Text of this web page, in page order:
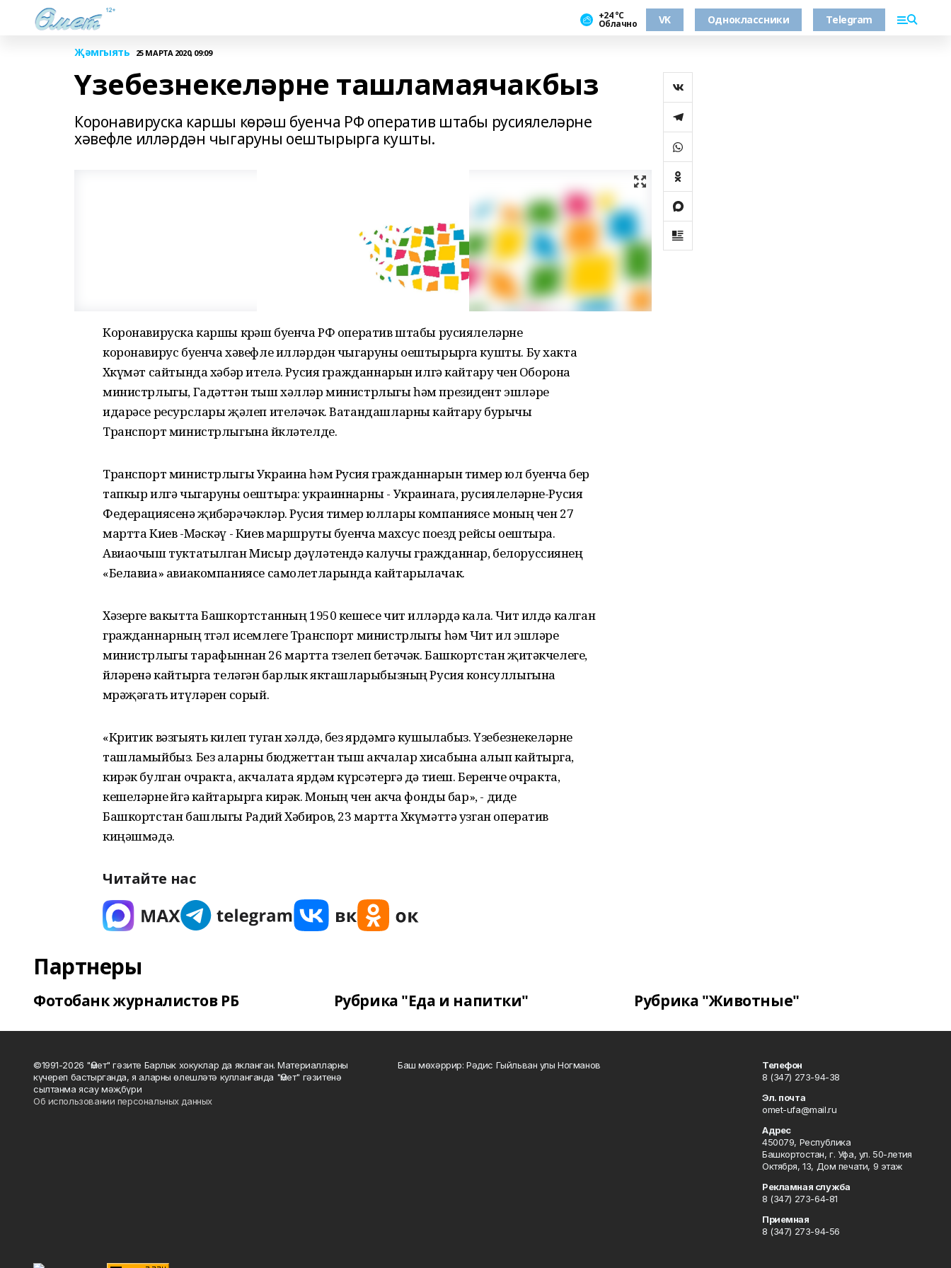
+24 °С
Облачно VK Одноклассники Telegram
Җәмгыять 25 МАРТА 2020, 09:09
Үзебезнекеләрне ташламаячакбыз
Коронавируска каршы көрәш буенча РФ оператив штабы русиялеләрне
хәвефле илләрдән чыгаруны оештырырга кушты.
Коронавируска каршы көрәш буенча РФ оператив штабы русиялеләрне
коронавирус буенча хәвефле илләрдән чыгаруны оештырырга кушты. Бу хакта
Хөкүмәт сайтында хәбәр ителә. Русия гражданнарын илгә кайтару өчен Оборона
министрлыгы, Гадәттән тыш хәлләр министрлыгы һәм президент эшләре
идарәсе ресурслары җәлеп ителәчәк. Ватандашларны кайтару бурычы
Транспорт министрлыгына йөкләтелде.
Транспорт министрлыгы Украина һәм Русия гражданнарын тимер юл буенча бер
тапкыр илгә чыгаруны оештыра: украиннарны - Украинага, русиялеләрне-Русия
Федерациясенә җибәрәчәкләр. Русия тимер юллары компаниясе моның өчен 27
мартта Киев -Мәскәү - Киев маршруты буенча махсус поезд рейсы оештыра.
Авиаочыш туктатылган Мисыр дәүләтендә калучы гражданнар, белоруссиянең
«Белавиа» авиакомпаниясе самолетларында кайтарылачак.
Хәзерге вакытта Башкортстанның 1950 кешесе чит илләрдә кала. Чит илдә калган
гражданнарның төгәл исемлеге Транспорт министрлыгы һәм Чит ил эшләре
министрлыгы тарафыннан 26 мартта төзелеп бетәчәк. Башкортстан җитәкчелеге,
өйләренә кайтырга теләгән барлык якташларыбызның Русия консуллыгына
мөрәҗәгать итүләрен сорый.
«Критик вәзгыять килеп туган хәлдә, без ярдәмгә кушылабыз. Үзебезнекеләрне
ташламыйбыз. Без аларны бюджеттан тыш акчалар хисабына алып кайтырга,
кирәк булган очракта, акчалата ярдәм күрсәтергә дә тиеш. Беренче очракта,
кешеләрне өйгә кайтарырга кирәк. Моның өчен акча фонды бар», - диде
Башкортстан башлыгы Радий Хәбиров, 23 мартта Хөкүмәттә узган оператив
киңәшмәдә.
Читайте нас
Партнеры
Фотобанк журналистов РБ Рубрика "Еда и напитки" Рубрика "Животные"
©1991-2026 "Өмет" гәзите Барлык хокуклар да якланган. Материалларны
күчереп бастырганда, я аларны өлешләтә кулланганда "Өмет" гәзитенә
сылтанма ясау мәҗбүри
Об использовании персональных данных
Баш мөхәррир: Рәдис Гыйльван улы Ногманов
Телефон
8 (347) 273-94-38
Эл. почта
omet-ufa@mail.ru
Адрес
450079, Республика
Башкортостан, г. Уфа, ул. 50-летия
Октября, 13, Дом печати, 9 этаж
Рекламная служба
8 (347) 273-64-81
Приемная
8 (347) 273-94-56